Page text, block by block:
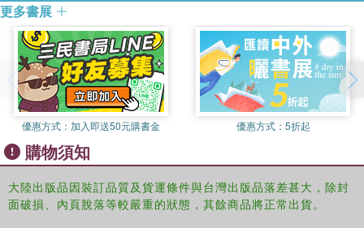
更多書展
優惠方式： 加入即送50元購書金 優惠方式： 5折起
購物須知
大陸出版品因裝訂品質及貨運條件與台灣出版品落差甚大，除封
面破損、內頁脫落等較嚴重的狀態，其餘商品將正常出貨。